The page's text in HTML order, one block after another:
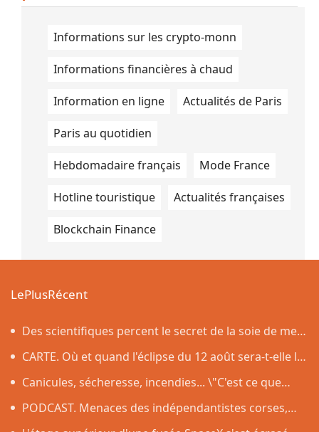
Informations sur les crypto-monn
Informations financières à chaud
Information en ligne Actualités de Paris
Paris au quotidien
Hebdomadaire français Mode France
Hotline touristique Actualités françaises
Blockchain Finance
LePlusRécent
Des scientifiques percent le secret de la soie de mer,
le tissu qui a inspiré la légende de la toison d'or
CARTE. Où et quand l'éclipse du 12 août sera-t-elle la
plus impressionnante dans l'Hexagone ?
Canicules, sécheresse, incendies... \"C'est ce que
nous avions prévu\
PODCAST. Menaces des indépendantistes corses,